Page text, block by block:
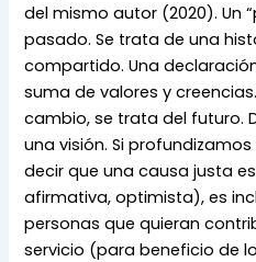
del mismo autor (2020). Un
pasado. Se trata de una
compartido. Una
suma de valores y
cambio, se trata del futuro.
una visión. Si
decir que una causa justa
afirmativa, optimista), es
personas que quieran
servicio (para beneficio de